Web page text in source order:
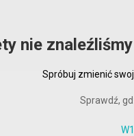
nie
Spróbuj zmienić
Sprawdź,